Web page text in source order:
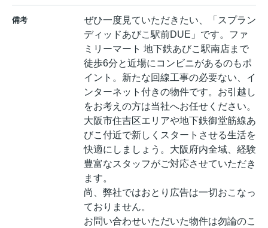
備考
ぜひ一度見ていただきたい、「スプラン
ディッドあびこ駅前DUE」です。ファ
ミリーマート 地下鉄あびこ駅南店まで
徒歩6分と近場にコンビニがあるのもポ
イント。新たな回線工事の必要ない、イ
ンターネット付きの物件です。お引越し
をお考えの方は当社へお任せください。
大阪市住吉区エリアや地下鉄御堂筋線あ
びこ付近で新しくスタートさせる生活を
快適にしましょう。大阪府内全域、経験
豊富なスタッフがご対応させていただき
ます。
尚、弊社ではおとり広告は一切おこなっ
ておりません。
お問い合わせいただいた物件は勿論のこ